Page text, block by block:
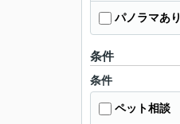
パノラマあり
条件
条件
ペット相談